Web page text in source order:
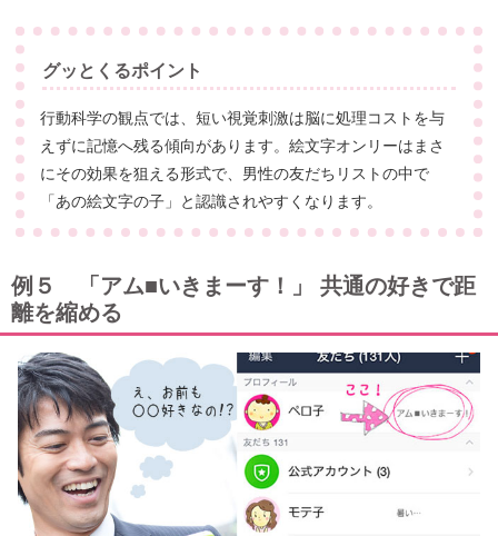
グッとくるポイント
行動科学の観点では、短い視覚刺激は脳に処理コストを与
えずに記憶へ残る傾向があります。絵文字オンリーはまさ
にその効果を狙える形式で、男性の友だちリストの中で
「あの絵文字の子」と認識されやすくなります。
例５ 「アム■いきまーす！」 共通の好きで距
離を縮める